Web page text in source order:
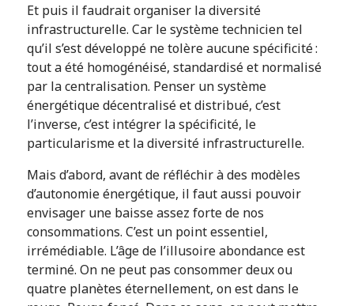
Et puis il faudrait organiser la diversité
infrastructurelle. Car le système technicien tel
qu’il s’est développé ne tolère aucune spécificité :
tout a été homogénéisé, standardisé et normalisé
par la centralisation. Penser un système
énergétique décentralisé et distribué, c’est
l’inverse, c’est intégrer la spécificité, le
particularisme et la diversité infrastructurelle.
Mais d’abord, avant de réfléchir à des modèles
d’autonomie énergétique, il faut aussi pouvoir
envisager une baisse assez forte de nos
consommations. C’est un point essentiel,
irrémédiable. L’âge de l’illusoire abondance est
terminé. On ne peut pas consommer deux ou
quatre planètes éternellement, on est dans le